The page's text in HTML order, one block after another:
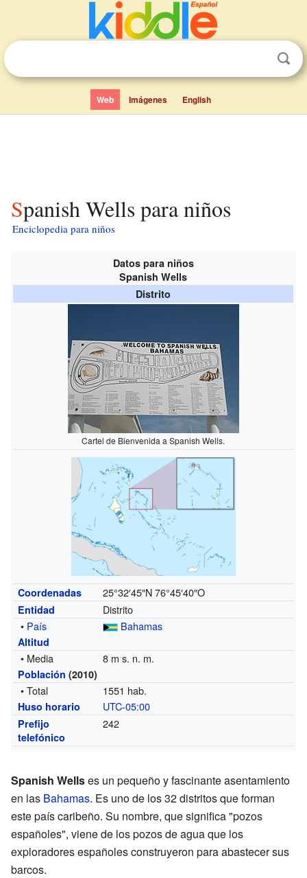
Web Imágenes English
Spanish Wells para niños
Enciclopedia para niños
Datos para niños
Spanish Wells
Distrito
Cartel de Bienvenida a Spanish Wells.
Coordenadas 25°32′45″N 76°45′40″O
Entidad
Distrito
• País Bahamas
Altitud
• Media 8 m s. n. m.
Población (2010)
• Total 1551 hab.
Huso horario UTC-05:00
Prefijo
telefónico
242
Spanish Wellses un pequeño y fascinante asentamiento
en las Bahamas. Es uno de los 32 distritos que forman
este país caribeño. Su nombre, que significa "pozos
españoles", viene de los pozos de agua que los
exploradores españoles construyeron para abastecer sus
barcos.